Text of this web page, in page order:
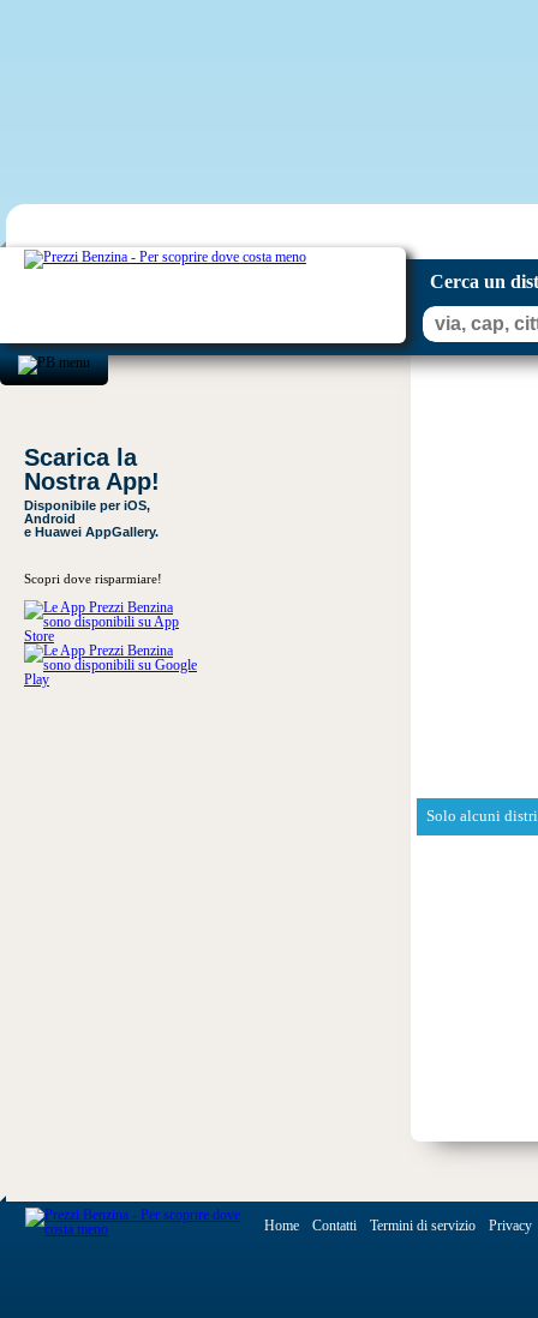
Cerca un
Scarica la
Nostra App!
Disponibile per iOS,
Android
e Huawei AppGallery.
Scopri dove risparmiare!
Solo alcuni
Home Contatti Termini di servizio Privacy